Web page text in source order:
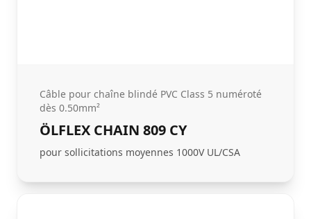
Câble pour chaîne blindé PVC Class 5 numéroté
dès 0.50mm²
ÖLFLEX CHAIN 809 CY
pour sollicitations moyennes 1000V UL/CSA